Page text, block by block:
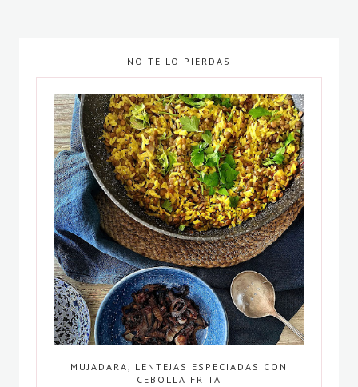
NO TE LO PIERDAS
MUJADARA, LENTEJAS ESPECIADAS CON
CEBOLLA FRITA